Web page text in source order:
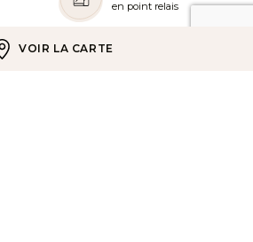
VOIR LA CARTE
en point relais
Paiement en 3 ou 4x